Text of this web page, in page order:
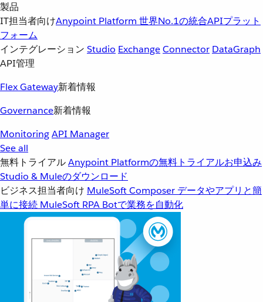
製品
IT担当者向けAnypoint Platform 世界No.1の統合APIプラット
フォーム
インテグレーション Studio ExchangeConnector DataGraph
API管理
Flex Gateway新着情報
Governance新着情報
MonitoringAPI Manager
See all
無料トライアルAnypoint Platformの無料トライアルお申込み
Studio & Muleのダウンロード
ビジネス担当者向け MuleSoft Composer データやアプリと簡
単に接続 MuleSoft RPA Botで業務を自動化